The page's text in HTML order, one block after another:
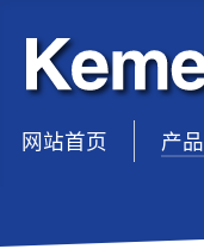
网站首页 sep1产品